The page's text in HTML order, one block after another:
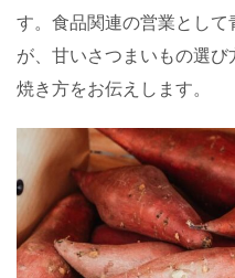
す。食品関連の営業とし
が、甘いさつまいもの選
焼き方をお伝えします。